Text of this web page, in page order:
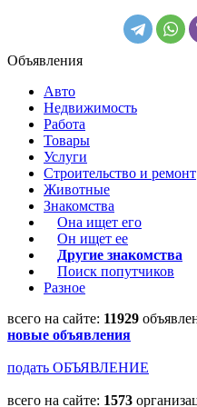
Объявления
Авто
Недвижимость
Работа
Товары
Услуги
Строительство и ремонт
Животные
Знакомства
Она ищет его
Он ищет ее
Другие знакомства
Поиск попутчиков
Разное
всего на сайте: 11929
новые объявления
подать ОБЪЯВЛЕНИЕ
всего на сайте: 1573